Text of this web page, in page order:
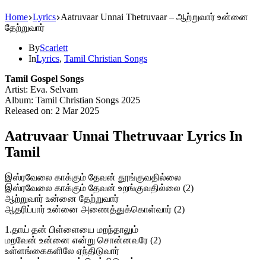
Home Lyrics Aatruvaar Unnai Thetruvaar – ஆற்றுவார் உன்னை
தேற்றுவார்
ByScarlett
InLyrics, Tamil Christian Songs
Tamil Gospel Songs
Artist: Eva. Selvam
Album: Tamil Christian Songs 2025
Released on: 2 Mar 2025
Aatruvaar Unnai Thetruvaar Lyrics In
Tamil
இஸ்ரவேலை காக்கும் தேவன் தூங்குவதில்லை
இஸ்ரவேலை காக்கும் தேவன் உறங்குவதில்லை (2)
ஆற்றுவார் உன்னை தேற்றுவார்
ஆதரிப்பார் உன்னை அணைத்துக்கொள்வார் (2)
1.தாய் தன் பிள்ளையை மறந்தாலும்
மறவேன் உன்னை என்று சொன்னவரே (2)
உள்ளங்கைகளிலே ஏந்திடுவார்